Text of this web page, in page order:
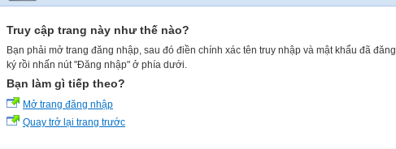
Truy cập trang này như thế nào?
Bạn phải mở trang đăng nhập, sau đó điền chính xác tên truy nhập và mật khẩu đã đăng
ký rồi nhấn nút "Đăng nhập" ở phía dưới.
Bạn làm gì tiếp theo?
Mở trang đăng nhập
Quay trở lại trang trước